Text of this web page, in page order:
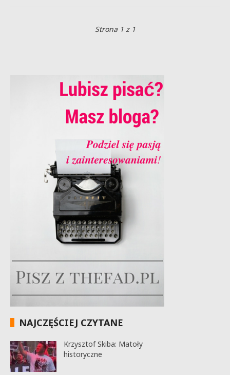
Strona 1 z 1
NAJCZĘŚCIEJ CZYTANE
Krzysztof Skiba: Matoły
historyczne